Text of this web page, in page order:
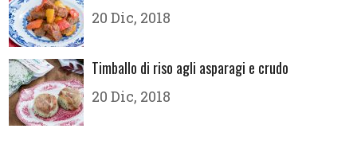
20 Dic, 2018
Timballo di riso agli asparagi e crudo
20 Dic, 2018